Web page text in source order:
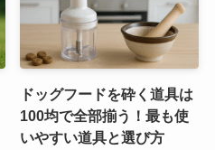
ドッグフードを砕く道具は
100均で全部揃う！最も使
いやすい道具と選び方